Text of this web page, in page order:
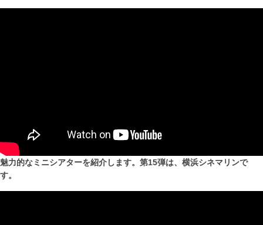
魅力的なミニシアターを紹介します。第15弾は、横浜シネマリンで
す。